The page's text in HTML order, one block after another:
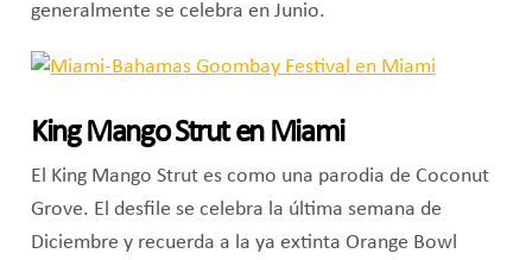
generalmente se celebra en Junio.
King Mango Strut en Miami
El King Mango Strut es como una parodia de Coconut
Grove. El desfile se celebra la última semana de
Diciembre y recuerda a la ya extinta Orange Bowl